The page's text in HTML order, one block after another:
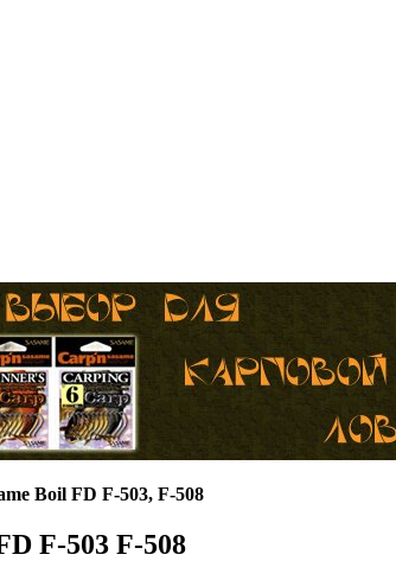
Boil FD F-503, F-508
F-503 F-508